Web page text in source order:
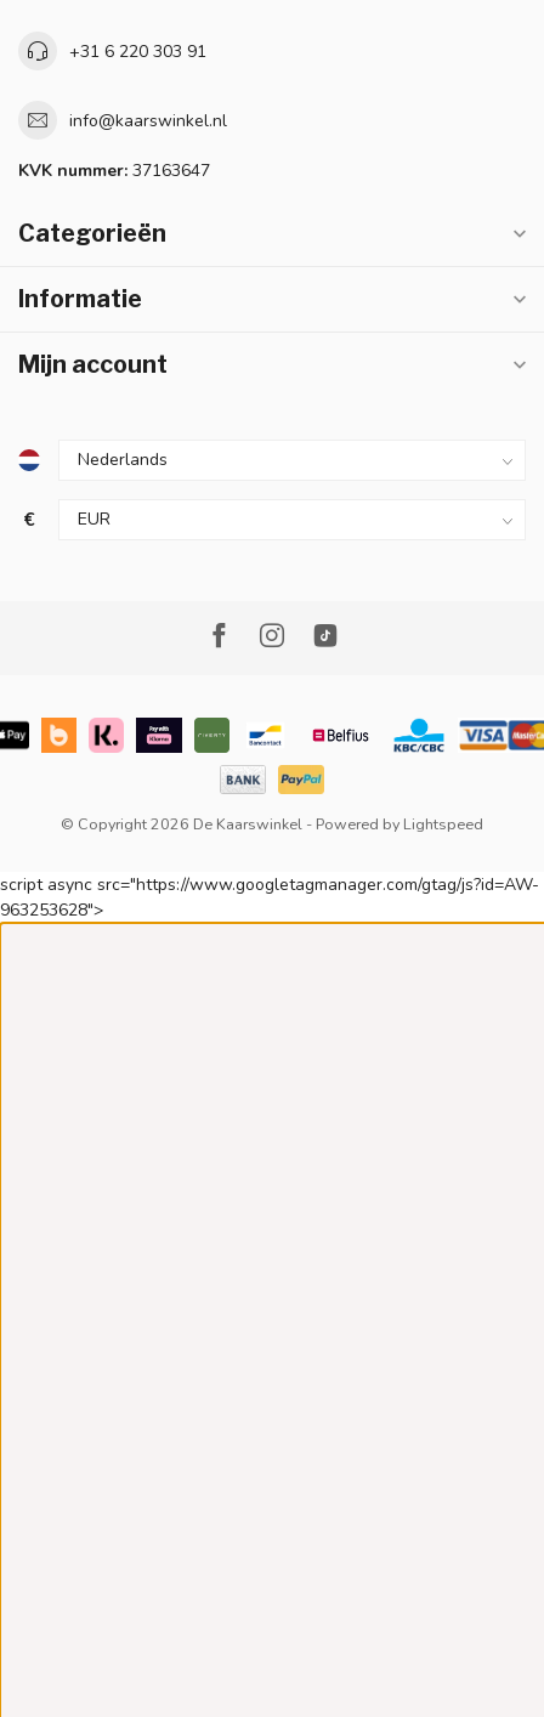
+31 6 220 303 91
info@kaarswinkel.nl
KVK nummer: 37163647
Categorieën
Informatie
Mijn account
€
© Copyright 2026 De Kaarswinkel - Powered by Lightspeed
script async src="https://www.googletagmanager.com/gtag/js?id=AW-
963253628">